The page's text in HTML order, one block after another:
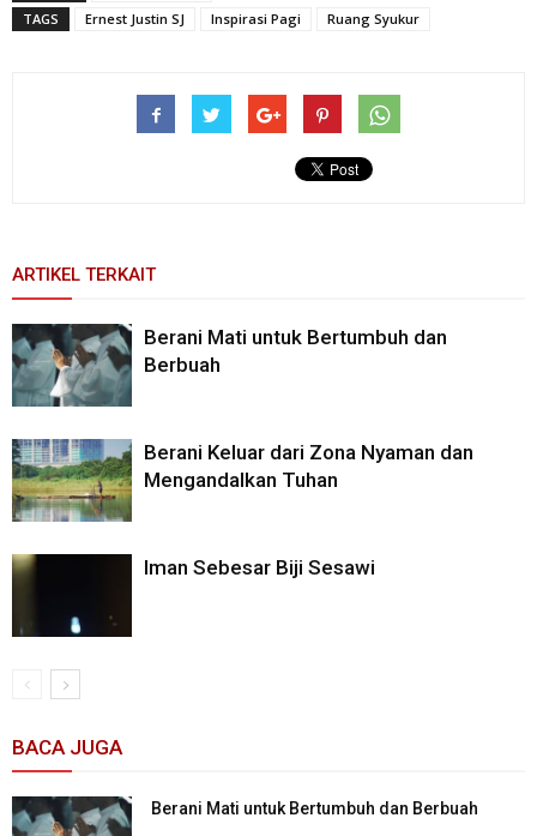
TAGS
Ernest Justin SJ Inspirasi Pagi Ruang Syukur
ARTIKEL TERKAIT
Berani Mati untuk Bertumbuh dan
Berbuah
Berani Keluar dari Zona Nyaman dan
Mengandalkan Tuhan
Iman Sebesar Biji Sesawi
BACA JUGA
Berani Mati untuk Bertumbuh dan Berbuah